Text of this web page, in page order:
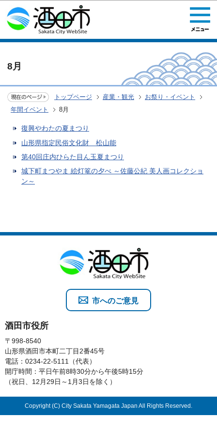
このページの本文へ移動
8月
トップページ 産業・観光
お祭り・イベント
年間イベント
8月
復興やわたの夏まつり
山形県指定民俗文化財 松山能
第40回庄内ひらた目ん玉夏まつり
城下町まつやま 絵灯篭の夕べ ～佐藤公紀 美人画コレクショ
ン～
酒田市役所
〒998-8540
山形県酒田市本町二丁目2番45号
電話：0234-22-5111（代表）
開庁時間：平日午前8時30分から午後5時15分
（祝日、12月29日～1月3日を除く）
市へのご意見
Copyright (C) City Sakata Yamagata Japan All Rights Reserved.